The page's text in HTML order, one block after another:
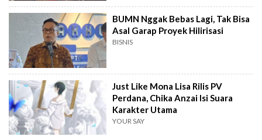
BUMN Nggak Bebas Lagi, Tak Bisa
Asal Garap Proyek Hilirisasi
BISNIS
Just Like Mona Lisa Rilis PV
Perdana, Chika Anzai Isi Suara
Karakter Utama
YOUR SAY